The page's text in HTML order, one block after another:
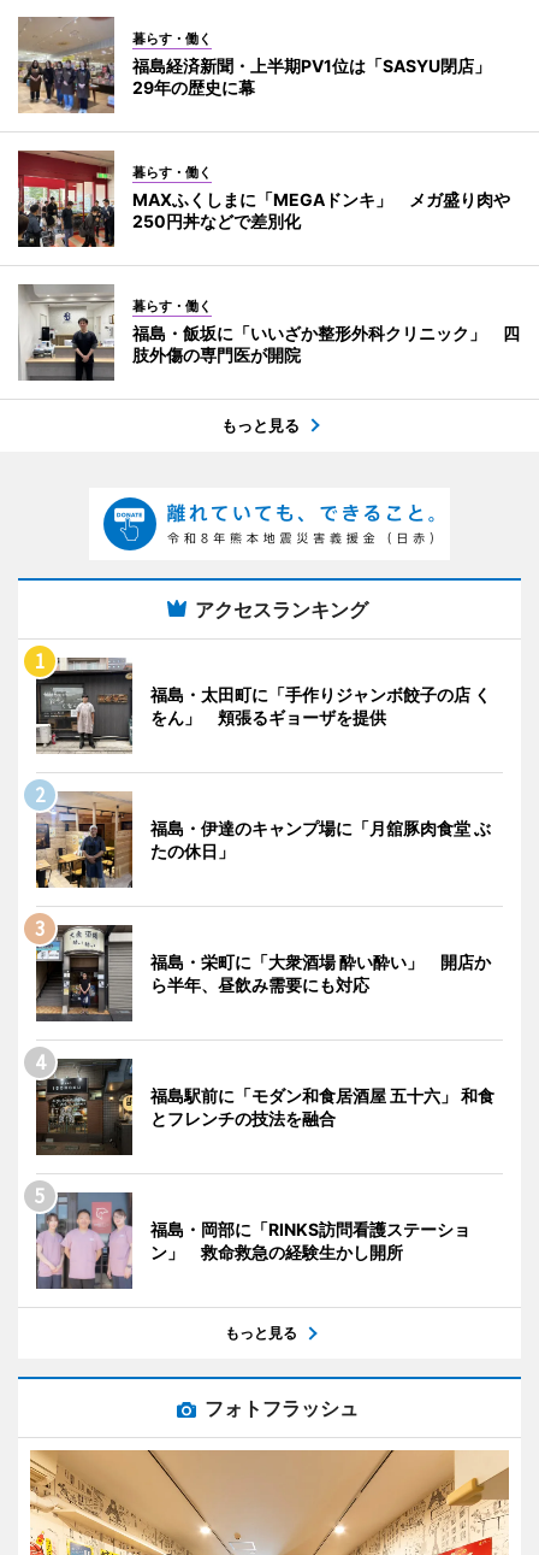
暮らす・働く
福島経済新聞・上半期PV1位は「SASYU閉店」
29年の歴史に幕
暮らす・働く
MAXふくしまに「MEGAドンキ」 メガ盛り肉や
250円丼などで差別化
暮らす・働く
福島・飯坂に「いいざか整形外科クリニック」 四
肢外傷の専門医が開院
もっと見る
アクセスランキング
福島・太田町に「手作りジャンボ餃子の店 く
をん」 頬張るギョーザを提供
福島・伊達のキャンプ場に「月舘豚肉食堂 ぶ
たの休日」
福島・栄町に「大衆酒場 酔い酔い」 開店か
ら半年、昼飲み需要にも対応
福島駅前に「モダン和食居酒屋 五十六」 和食
とフレンチの技法を融合
福島・岡部に「RINKS訪問看護ステーショ
ン」 救命救急の経験生かし開所
もっと見る
フォトフラッシュ